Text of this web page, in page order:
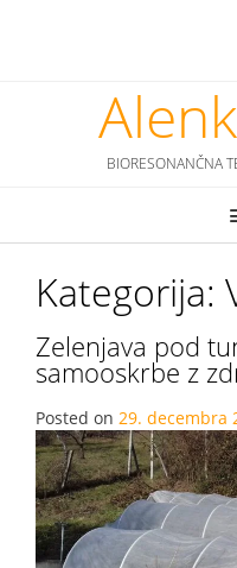
BIORESONANČNA
Kategorija:
Zelenjava pod
samooskrbe z
Posted on 29. decembra